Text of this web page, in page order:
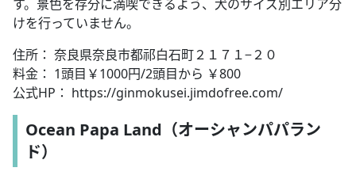
す。景色を存分に満喫できるよう、犬のサイズ別エリア分
けを行っていません。
住所： 奈良県奈良市都祁白石町２１７１−２０
料金： 1頭目￥1000円/2頭目から ￥800
公式HP： https://ginmokusei.jimdofree.com/
Ocean Papa Land（オーシャンパパラン
ド）